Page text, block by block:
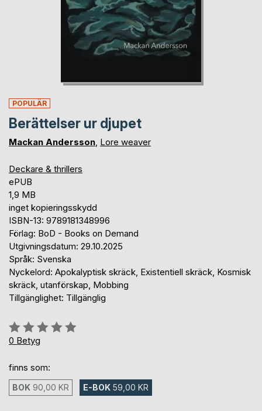
POPULÄR
Berättelser ur djupet
Mackan Andersson, Lore weaver
Deckare & thrillers
ePUB
1,9 MB
inget kopieringsskydd
ISBN-13: 9789181348996
Förlag: BoD - Books on Demand
Utgivningsdatum: 29.10.2025
Språk: Svenska
Nyckelord: Apokalyptisk skräck, Existentiell skräck, Kosmisk
skräck, utanförskap, Mobbing
Tillgänglighet: Tillgänglig
Betyg::
0%
0 Betyg
finns som:
BOK 90,00 KR E-BOK 59,00 KR